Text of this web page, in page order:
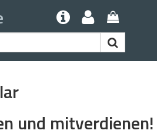
und mitverdienen!